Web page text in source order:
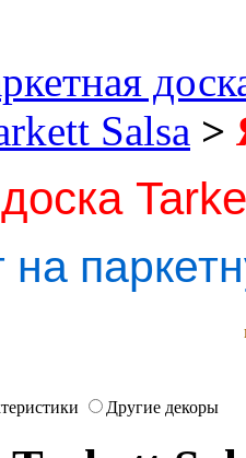
Salsa >
на
Другие декоры